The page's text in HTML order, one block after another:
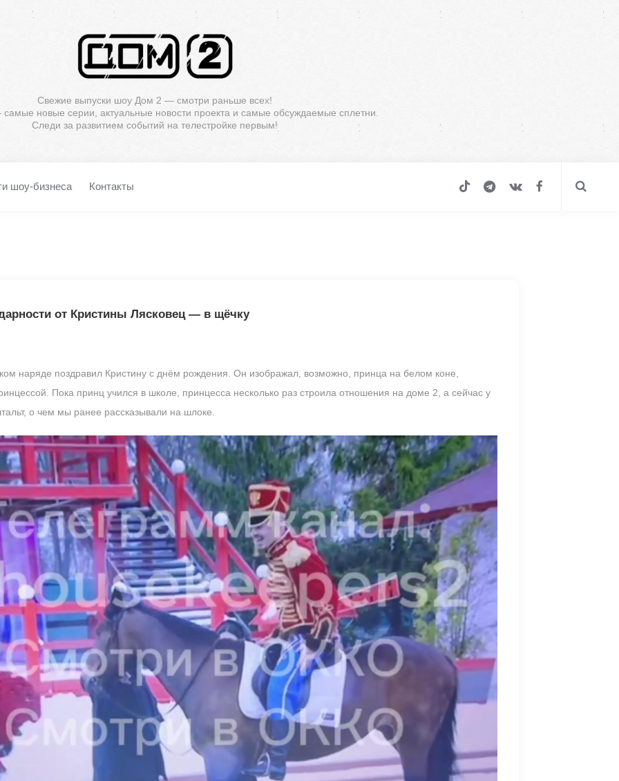
Свежие выпуски шоу Дом 2 — смотри раньше всех!
новые серии, актуальные новости проекта и самые обсуждаемые сплетни.
Следи за развитием событий на телестройке первым!
шоу-бизнеса Контакты
от Кристины Лясковец — в щёчку
наряде поздравил Кристину с днём рождения. Он изображал, возможно, принца на белом коне,
Пока принц учился в школе, принцесса несколько раз строила отношения на доме 2, а сейчас у
о чем мы ранее рассказывали на шлоке.